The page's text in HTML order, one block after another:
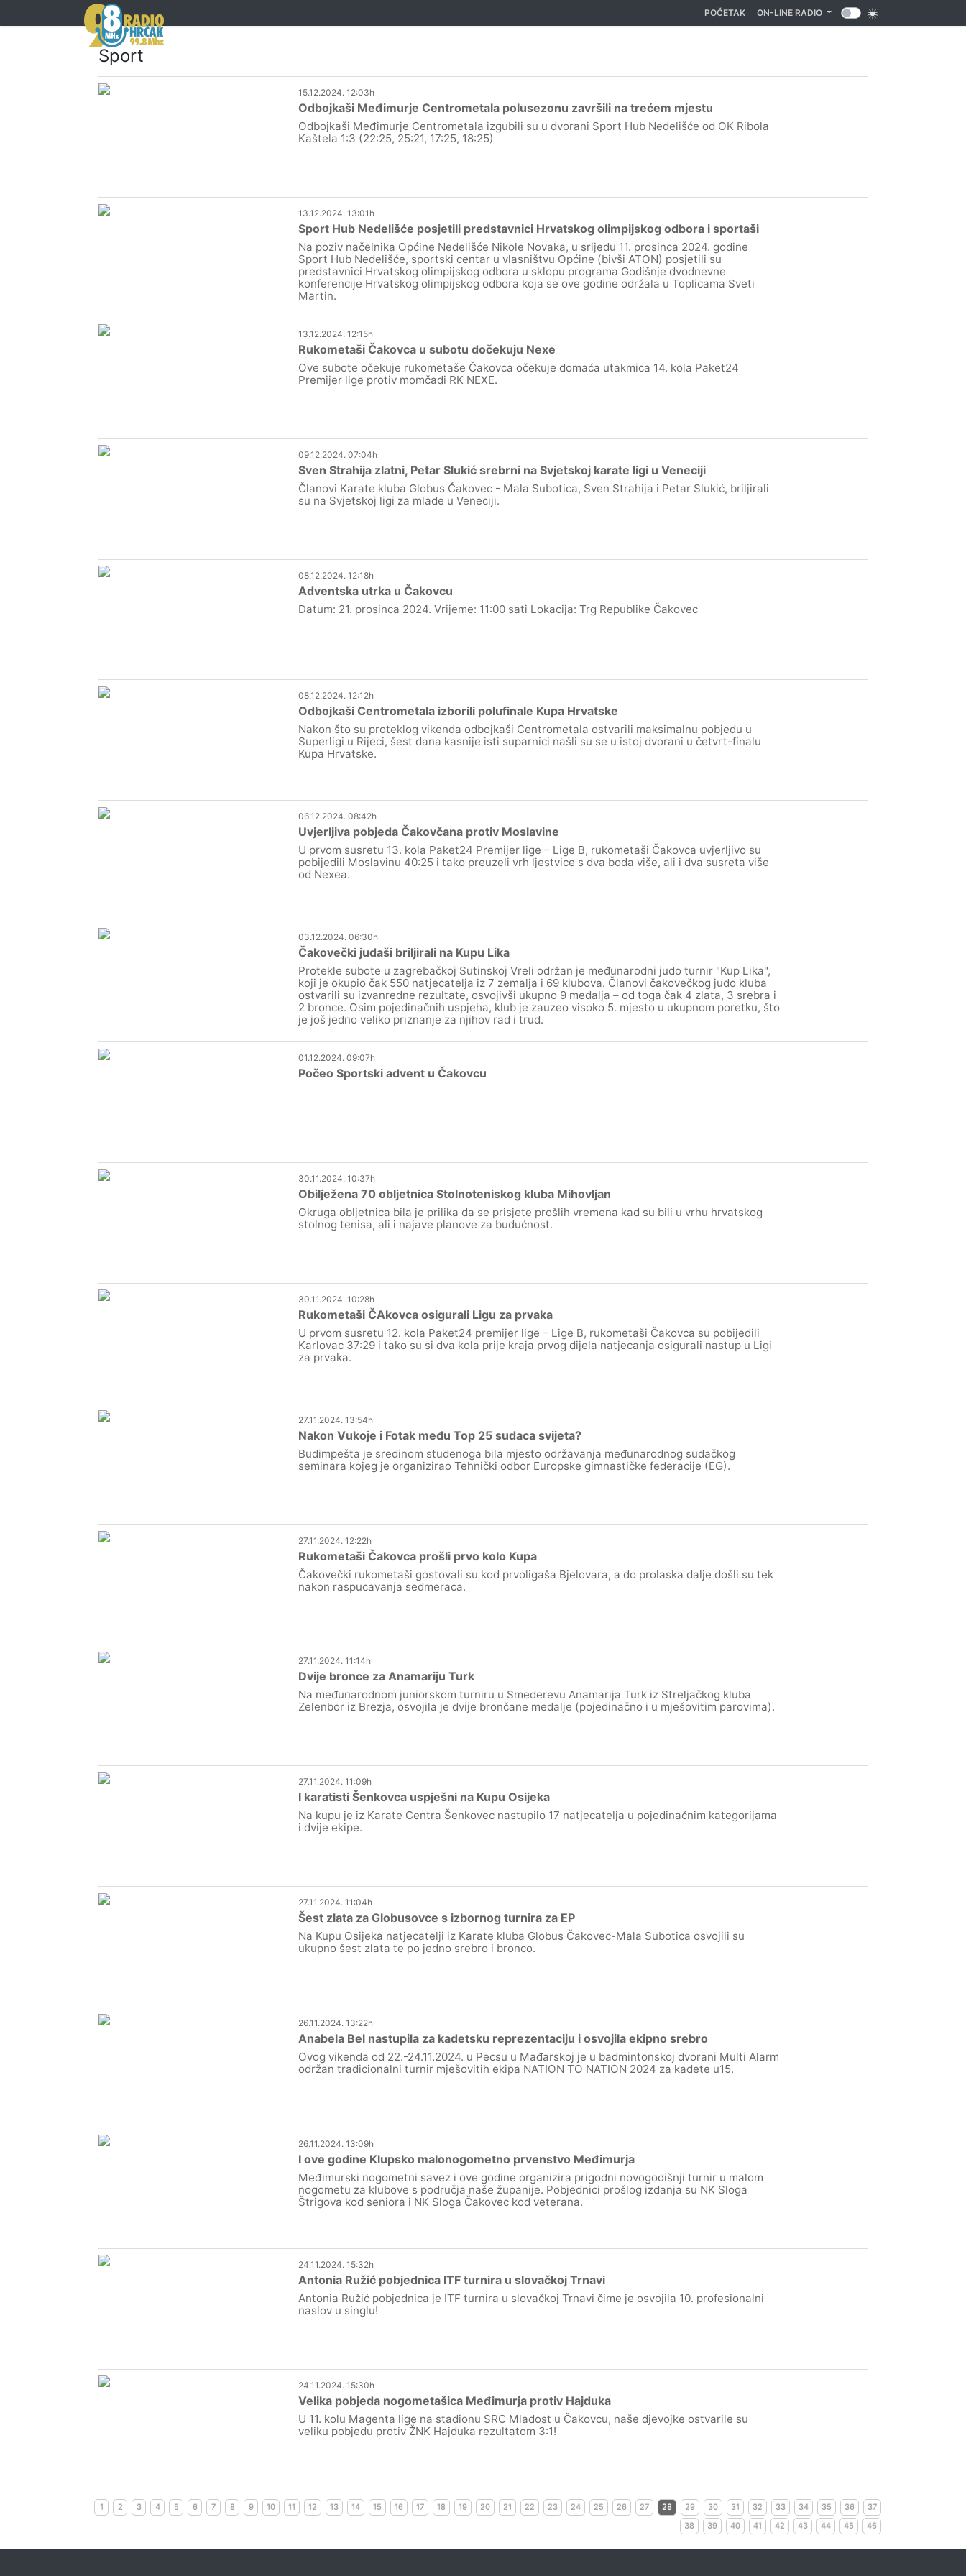
POČETAK(CURRENT)
ON-LINE RADIO
Sport
15.12.2024. 12:03h
Odbojkaši Međimurje Centrometala polusezonu završili na trećem mjestu
Odbojkaši Međimurje Centrometala izgubili su u dvorani Sport Hub Nedelišće od OK Ribola
Kaštela 1:3 (22:25, 25:21, 17:25, 18:25)
13.12.2024. 13:01h
Sport Hub Nedelišće posjetili predstavnici Hrvatskog olimpijskog odbora i sportaši
Na poziv načelnika Općine Nedelišće Nikole Novaka, u srijedu 11. prosinca 2024. godine
Sport Hub Nedelišće, sportski centar u vlasništvu Općine (bivši ATON) posjetili su
predstavnici Hrvatskog olimpijskog odbora u sklopu programa Godišnje dvodnevne
konferencije Hrvatskog olimpijskog odbora koja se ove godine održala u Toplicama Sveti
Martin.
13.12.2024. 12:15h
Rukometaši Čakovca u subotu dočekuju Nexe
Ove subote očekuje rukometaše Čakovca očekuje domaća utakmica 14. kola Paket24
Premijer lige protiv momčadi RK NEXE.
09.12.2024. 07:04h
Sven Strahija zlatni, Petar Slukić srebrni na Svjetskoj karate ligi u Veneciji
Članovi Karate kluba Globus Čakovec - Mala Subotica, Sven Strahija i Petar Slukić, briljirali
su na Svjetskoj ligi za mlade u Veneciji.
08.12.2024. 12:18h
Adventska utrka u Čakovcu
Datum: 21. prosinca 2024. Vrijeme: 11:00 sati Lokacija: Trg Republike Čakovec
08.12.2024. 12:12h
Odbojkaši Centrometala izborili polufinale Kupa Hrvatske
Nakon što su proteklog vikenda odbojkaši Centrometala ostvarili maksimalnu pobjedu u
Superligi u Rijeci, šest dana kasnije isti suparnici našli su se u istoj dvorani u četvrt-finalu
Kupa Hrvatske.
06.12.2024. 08:42h
Uvjerljiva pobjeda Čakovčana protiv Moslavine
U prvom susretu 13. kola Paket24 Premijer lige – Lige B, rukometaši Čakovca uvjerljivo su
pobijedili Moslavinu 40:25 i tako preuzeli vrh ljestvice s dva boda više, ali i dva susreta više
od Nexea.
03.12.2024. 06:30h
Čakovečki judaši briljirali na Kupu Lika
Protekle subote u zagrebačkoj Sutinskoj Vreli održan je međunarodni judo turnir "Kup Lika",
koji je okupio čak 550 natjecatelja iz 7 zemalja i 69 klubova. Članovi čakovečkog judo kluba
ostvarili su izvanredne rezultate, osvojivši ukupno 9 medalja – od toga čak 4 zlata, 3 srebra i
2 bronce. Osim pojedinačnih uspjeha, klub je zauzeo visoko 5. mjesto u ukupnom poretku, što
je još jedno veliko priznanje za njihov rad i trud.
01.12.2024. 09:07h
Počeo Sportski advent u Čakovcu
30.11.2024. 10:37h
Obilježena 70 obljetnica Stolnoteniskog kluba Mihovljan
Okruga obljetnica bila je prilika da se prisjete prošlih vremena kad su bili u vrhu hrvatskog
stolnog tenisa, ali i najave planove za budućnost.
30.11.2024. 10:28h
Rukometaši ČAkovca osigurali Ligu za prvaka
U prvom susretu 12. kola Paket24 premijer lige – Lige B, rukometaši Čakovca su pobijedili
Karlovac 37:29 i tako su si dva kola prije kraja prvog dijela natjecanja osigurali nastup u Ligi
za prvaka.
27.11.2024. 13:54h
Nakon Vukoje i Fotak među Top 25 sudaca svijeta?
Budimpešta je sredinom studenoga bila mjesto održavanja međunarodnog sudačkog
seminara kojeg je organizirao Tehnički odbor Europske gimnastičke federacije (EG).
27.11.2024. 12:22h
Rukometaši Čakovca prošli prvo kolo Kupa
Čakovečki rukometaši gostovali su kod prvoligaša Bjelovara, a do prolaska dalje došli su tek
nakon raspucavanja sedmeraca.
27.11.2024. 11:14h
Dvije bronce za Anamariju Turk
Na međunarodnom juniorskom turniru u Smederevu Anamarija Turk iz Streljačkog kluba
Zelenbor iz Brezja, osvojila je dvije brončane medalje (pojedinačno i u mješovitim parovima).
27.11.2024. 11:09h
I karatisti Šenkovca uspješni na Kupu Osijeka
Na kupu je iz Karate Centra Šenkovec nastupilo 17 natjecatelja u pojedinačnim kategorijama
i dvije ekipe.
27.11.2024. 11:04h
Šest zlata za Globusovce s izbornog turnira za EP
Na Kupu Osijeka natjecatelji iz Karate kluba Globus Čakovec-Mala Subotica osvojili su
ukupno šest zlata te po jedno srebro i bronco.
26.11.2024. 13:22h
Anabela Bel nastupila za kadetsku reprezentaciju i osvojila ekipno srebro
Ovog vikenda od 22.-24.11.2024. u Pecsu u Mađarskoj je u badmintonskoj dvorani Multi Alarm
održan tradicionalni turnir mješovitih ekipa NATION TO NATION 2024 za kadete u15.
26.11.2024. 13:09h
I ove godine Klupsko malonogometno prvenstvo Međimurja
Međimurski nogometni savez i ove godine organizira prigodni novogodišnji turnir u malom
nogometu za klubove s područja naše županije. Pobjednici prošlog izdanja su NK Sloga
Štrigova kod seniora i NK Sloga Čakovec kod veterana.
24.11.2024. 15:32h
Antonia Ružić pobjednica ITF turnira u slovačkoj Trnavi
Antonia Ružić pobjednica je ITF turnira u slovačkoj Trnavi čime je osvojila 10. profesionalni
naslov u singlu!
24.11.2024. 15:30h
Velika pobjeda nogometašica Međimurja protiv Hajduka
U 11. kolu Magenta lige na stadionu SRC Mladost u Čakovcu, naše djevojke ostvarile su
veliku pobjedu protiv ŽNK Hajduka rezultatom 3:1!
1 2 3 4 5 6 7 8 9 10 11 12 13 14 15 16 17 18 19 20 21 22 23 24 25 26 27 28 29 30 31 32 33 34 35 36
37
38
39 40 41 42 43 44 45 46